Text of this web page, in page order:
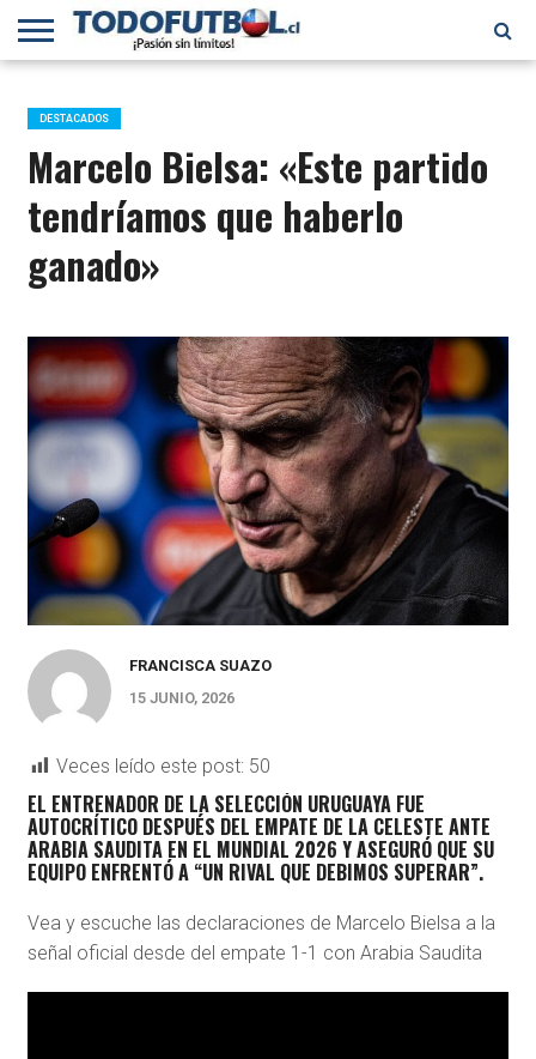
PRIMERA
B
SELECCIÓN
CHILENA
CHILENOS
EN EL
MUNDO
FÚTBOL
INTERNACIONAL
DESTACADOS
Marcelo Bielsa: «Este partido
tendríamos que haberlo
ganado»
FRANCISCA SUAZO
15 JUNIO, 2026
Veces leído este post: 50
EL ENTRENADOR DE LA SELECCIÓN URUGUAYA FUE
AUTOCRÍTICO DESPUÉS DEL EMPATE DE LA CELESTE ANTE
ARABIA SAUDITA EN EL MUNDIAL 2026 Y ASEGURÓ QUE SU
EQUIPO ENFRENTÓ A “UN RIVAL QUE DEBIMOS SUPERAR”.
Vea y escuche las declaraciones de Marcelo Bielsa a la
señal oficial desde del empate 1-1 con Arabia Saudita